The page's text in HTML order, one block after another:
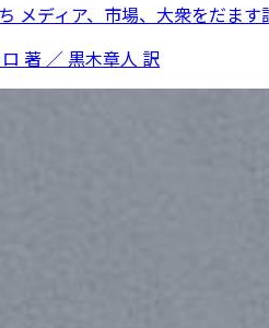
メディア、市場、大衆をだます
著 ／ 黒木章人 訳